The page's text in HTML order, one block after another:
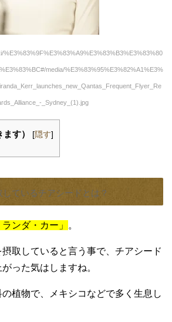
%E3%83%9F%E3%83%A9%E3%83%B3%E3%83%80
media/%E3%83%95%E3%82%A1%E3%
_Sydney_(1).jpg
す） [隠す]
ているチアシードとは？
ランダ・カー」 。
取していると言う事で、チアシード
った気はしますね。
の植物で、メキシコなどで多く生息し